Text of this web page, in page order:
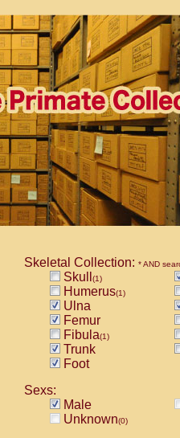
Skeletal Collection: * AND
Skull (1)
Humerus(1)
Ulna
Femur
Fibula(1)
Trunk
Foot
Sexs:
Male
Unknown(0)